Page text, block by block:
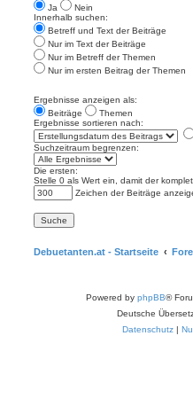
Ja
Nein
Innerhalb suchen:
Betreff und Text der Beiträge
Nur im Text der Beiträge
Nur im Betreff der Themen
Nur im ersten Beitrag der Themen
Ergebnisse anzeigen als:
Beiträge
Themen
Ergebnisse sortieren nach:
Suchzeitraum begrenzen:
Die ersten:
Stelle 0 als Wert ein, damit der
Zeichen der Beiträge
Debuetanten.at - Startseite
Powered by phpBB®
Deutsche
Datenschutz|